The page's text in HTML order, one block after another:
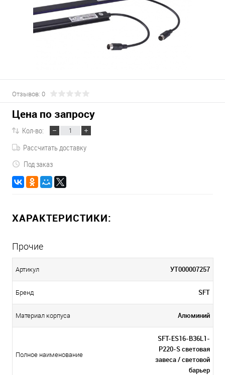
Отзывов: 0
Цена по запросу
Кол-во:
Рассчитать доставку
Под заказ
ХАРАКТЕРИСТИКИ:
Прочие
Артикул УТ000007257
Бренд SFT
Материал корпуса Алюминий
Полное наименование
SFT-ES16-B36L1-
P220-S световая
завеса / световой
барьер